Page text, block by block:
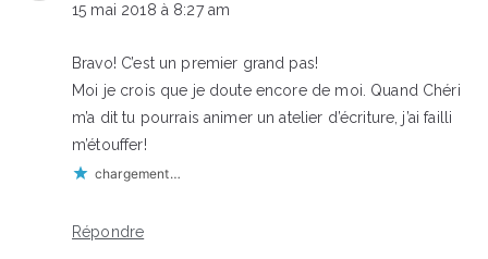
15 mai 2018 à 8:27 am
Bravo! C’est un premier grand pas!
Moi je crois que je doute encore de moi. Quand Chéri
m’a dit tu pourrais animer un atelier d’écriture, j’ai failli
m’étouffer!
chargement…
Répondre